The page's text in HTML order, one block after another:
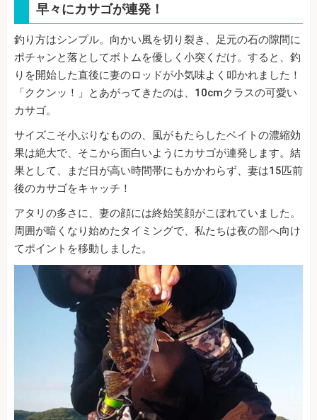
早々にカサゴが連発！
釣り方はシンプル。向かい風を切り裂き、足元の石の隙間に
ポチャンと落としてボトムを優しく小突くだけ。すると、釣
りを開始した直後に妻のロッドが小気味よく叩かれました！
「ククンッ！」とあがってきたのは、10cmクラスの可愛い
カサゴ。
サイズこそ小ぶりなものの、風がもたらしたベイトの濃縮効
果は絶大で、そこから面白いようにカサゴが連発します。結
果として、まだ日が高い時間帯にもかかわらず、妻は15匹前
後のカサゴをキャッチ！
アタリの多さに、妻の顔には終始笑顔がこぼれていました。
周囲が暗くなり始めたタイミングで、私たちは夜の部へ向け
てポイントを移動しました。